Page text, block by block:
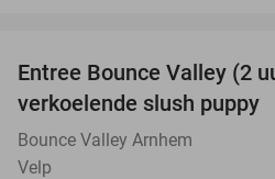
Entree Bounce Valley (2
verkoelende slush puppy
Bounce Valley Arnhem
Velp